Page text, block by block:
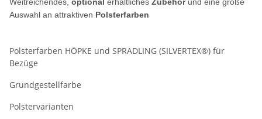
Weitreichendes, optional erhältliches Zubehörund eine große
Auswahl an attraktiven Polsterfarben
Polsterfarben HÖPKE und SPRADLING (SILVERTEX®) für
Bezüge
Grundgestellfarbe
Polstervarianten